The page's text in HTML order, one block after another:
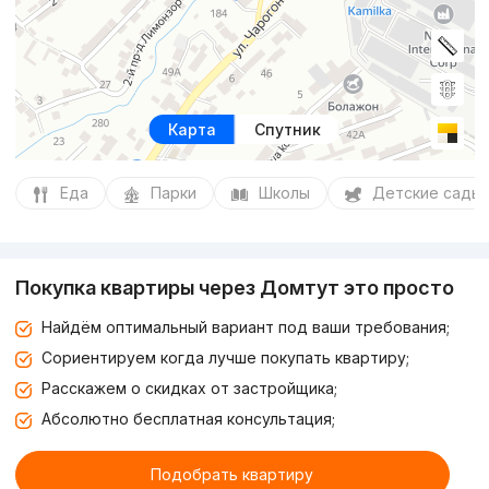
Карта Спутник
Еда Парки Школы Детские сады
Покупка квартиры через Домтут это просто
Найдём оптимальный вариант под ваши требования;
Сориентируем когда лучше покупать квартиру;
Расскажем о скидках от застройщика;
Абсолютно бесплатная консультация;
Подобрать квартиру